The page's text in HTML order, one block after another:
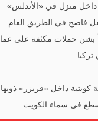
منزل في «الأندلس»
فاضح في الطريق العام
بشن حملات مكثفة على
كويتية داخل «فريزر» ذويها
في سماء الكويت